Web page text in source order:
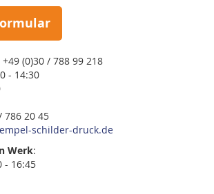
+49 (0)30 / 788 99 218
- 14:30
786 20 45
schilder-druck.de
Werk:
- 16:45